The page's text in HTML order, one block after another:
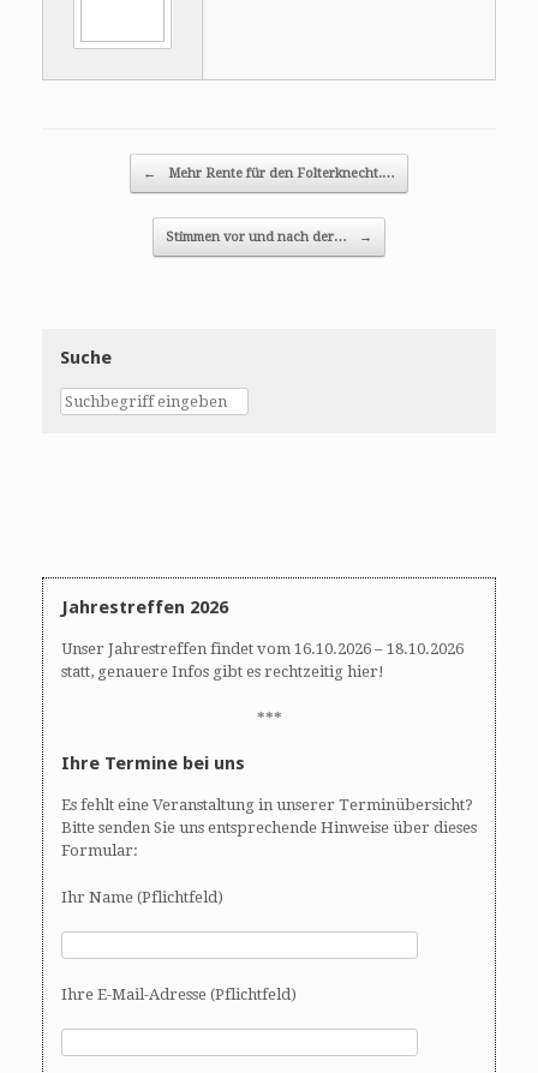
← Mehr Rente für den Folterknecht.…
Stimmen vor und nach der… →
Suche
Jahrestreffen 2026
Unser Jahrestreffen findet vom 16.10.2026 – 18.10.2026
statt, genauere Infos gibt es rechtzeitig hier!
***
Ihre Termine bei uns
Es fehlt eine Veranstaltung in unserer Terminübersicht?
Bitte senden Sie uns entsprechende Hinweise über dieses
Formular:
Ihr Name (Pflichtfeld)
Ihre E-Mail-Adresse (Pflichtfeld)